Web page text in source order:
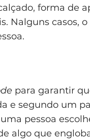
forma de
Nalguns casos, o
para garantir
e segundo um
pessoa
algo que